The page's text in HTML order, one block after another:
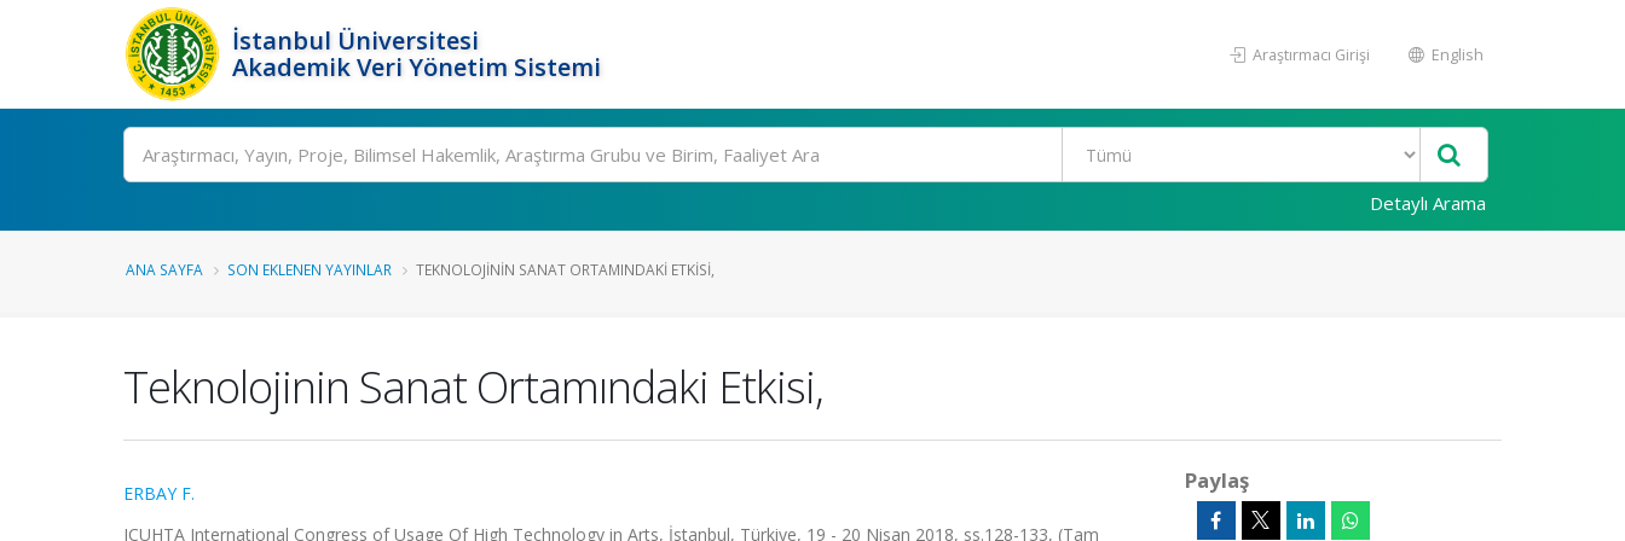
İstanbul Üniversitesi
Akademik Veri Yönetim Sistemi
Araştırmacı Girişi English
Ara
Detaylı Arama
ANA SAYFA SON EKLENEN YAYINLAR TEKNOLOJININ SANAT ORTAMINDAKI ETKISI,
Teknolojinin Sanat Ortamındaki Etkisi,
ERBAY F.
ICUHTA International Congress of Usage Of High Technology in Arts, İstanbul, Türkiye, 19 - 20 Nisan 2018, ss.128-133, (Tam
Paylaş